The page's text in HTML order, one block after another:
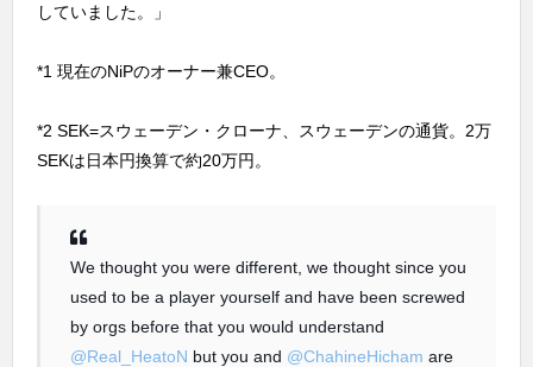
していました。」
*1 現在のNiPのオーナー兼CEO。
*2 SEK=スウェーデン・クローナ、スウェーデンの通貨。2万
SEKは日本円換算で約20万円。
We thought you were different, we thought since you
used to be a player yourself and have been screwed
by orgs before that you would understand
@Real_HeatoN but you and @ChahineHicham are